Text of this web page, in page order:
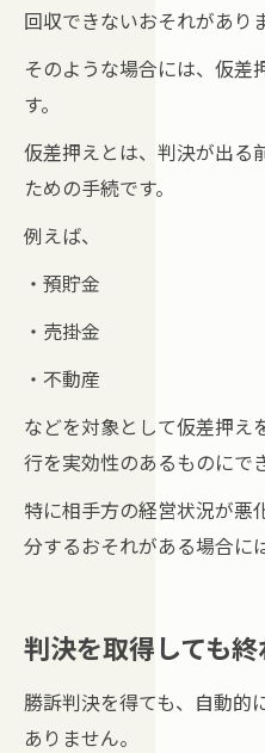
回収できないおそれがあり
そのような場合には、仮差
す。
仮差押えとは、判決が出る
ための手続です。
例えば、
・預貯金
・売掛金
・不動産
などを対象として仮差押え
行を実効性のあるものにで
特に相手方の経営状況が悪
分するおそれがある場合に
判決を取得しても
勝訴判決を得ても、自動的
ありません。